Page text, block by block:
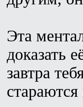
Эта
доказать
завтра
стараются